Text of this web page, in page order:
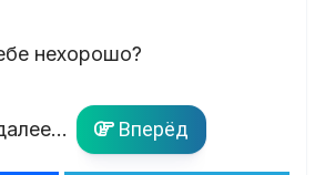
нехорошо?
Вперёд